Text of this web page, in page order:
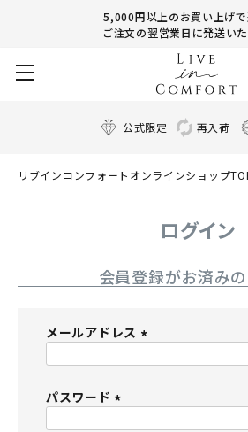
5,000円以上のお買い上げ
ご注文の翌営業日に発送いた
公式限定 再入荷
リブインコンフォートオンラインショップ
ログイン
会員登録がお済み
メールアドレス
パスワード